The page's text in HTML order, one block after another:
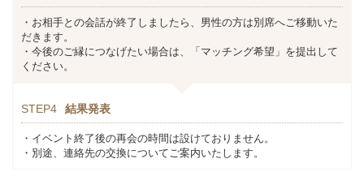
・お相手との会話が終了しましたら、男性の方は別席へご移動いた
だきます。
・今後のご縁につなげたい場合は、「マッチング希望」を提出して
ください。
STEP4 結果発表
・イベント終了後の再会の時間は設けておりません。
・別途、連絡先の交換についてご案内いたします。